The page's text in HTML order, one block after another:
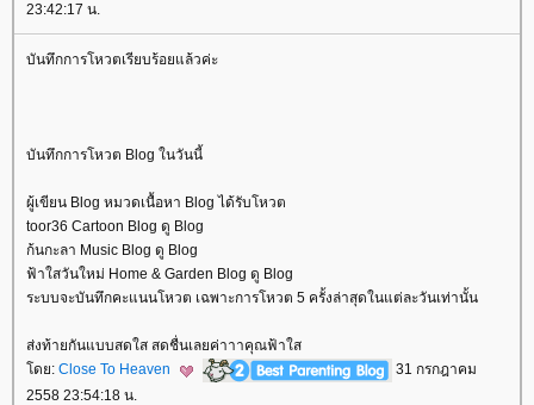
23:42:17 น.
บันทึกการโหวตเรียบร้อยแล้วค่ะ
บันทึกการโหวต Blog ในวันนี้
ผู้เขียน Blog หมวดเนื้อหา Blog ได้รับโหวต
toor36 Cartoon Blog ดู Blog
ก้นกะลา Music Blog ดู Blog
ฟ้าใสวันใหม่ Home & Garden Blog ดู Blog
ระบบจะบันทึกคะแนนโหวต เฉพาะการโหวต 5 ครั้งล่าสุดในแต่ละวันเท่านั้น
ส่งท้ายกันแบบสดใส สดชื่นเลยค่าาาคุณฟ้าใส
ดย: Close To Heaven
31 กรกฎาคม
2558 23:54:18 น.